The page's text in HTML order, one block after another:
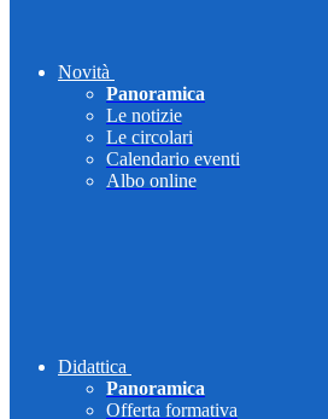
Novità
Panoramica
Le notizie
Le circolari
Calendario eventi
Albo online
Didattica
Panoramica
Offerta formativa